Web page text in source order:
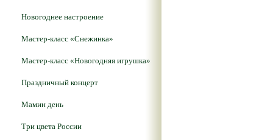
Новогоднее настроение
Мастер-класс «Снежинка»
Мастер-класс «Новогодняя игрушка»
Праздничный концерт
Мамин день
Три цвета России